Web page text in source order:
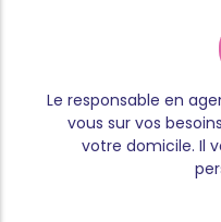
Le responsable en
vous sur vos
votre domicile. Il